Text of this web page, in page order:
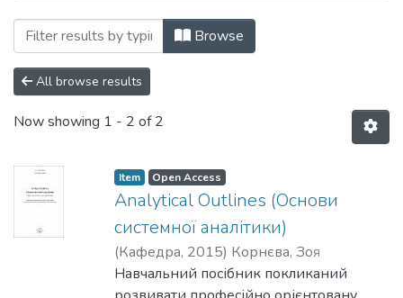
Browsing Навчально-методичні
Browse
All browse results
Now showing 1 - 2 of 2
Item Open Access
Analytical Outlines (Основи
системної аналітики)
(Кафедра, 2015) Корнєва, Зоя
Михайлівна; Павловська, Юлія
Навчальний посібник покликаний